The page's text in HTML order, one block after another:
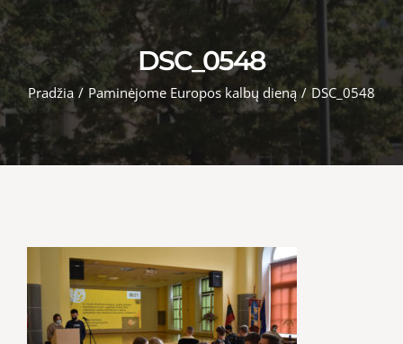
DSC_0548
Pradžia / Paminėjome Europos kalbų dieną / DSC_0548